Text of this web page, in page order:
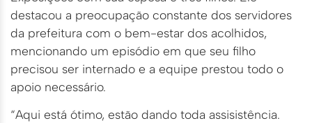
destacou a preocupação constante dos servidores
da prefeitura com o bem-estar dos acolhidos,
mencionando um episódio em que seu filho
precisou ser internado e a equipe prestou todo o
apoio necessário.
“Aqui está ótimo, estão dando toda assisistência.